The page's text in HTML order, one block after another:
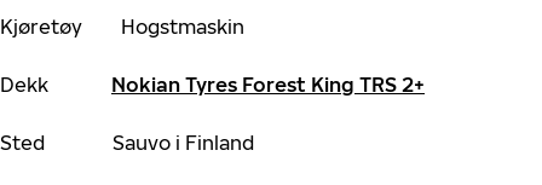
Kjøretøy Hogstmaskin
Dekk Nokian Tyres Forest King TRS 2+
Sted Sauvo i Finland